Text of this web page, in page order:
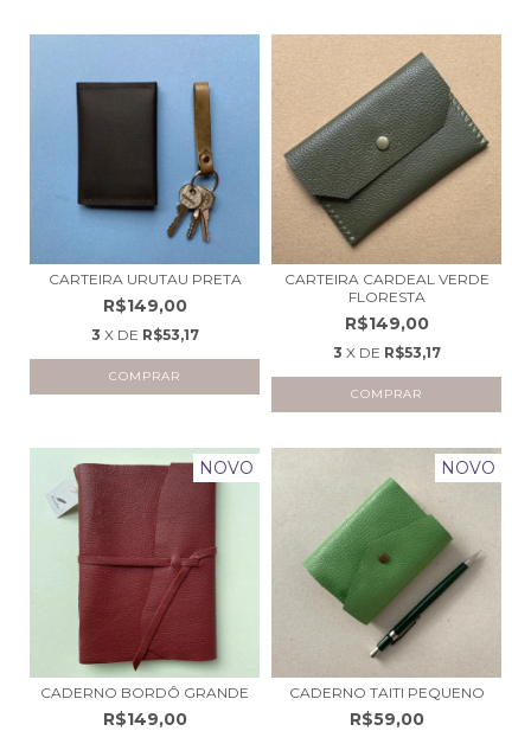
CARTEIRA URUTAU PRETA
R$149,00
3 X DE R$53,17
COMPRAR
CARTEIRA CARDEAL VERDE
FLORESTA
R$149,00
3 X DE R$53,17
NOVO
CADERNO BORDÔ GRANDE
R$149,00
NOVO
CADERNO TAITI PEQUENO
R$59,00